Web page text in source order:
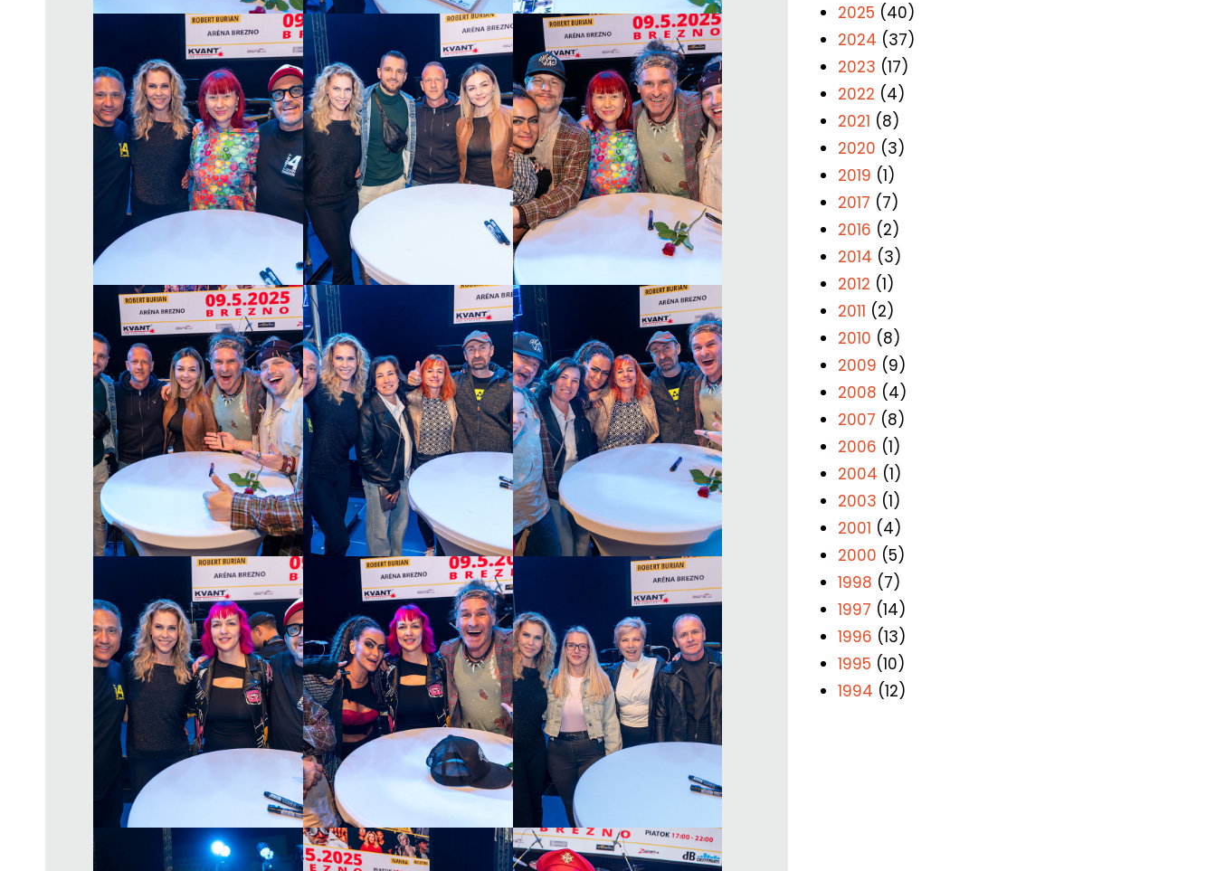
2025 (40)
2024 (37)
2023 (17)
2022 (4)
2021 (8)
2020 (3)
2019 (1)
2017 (7)
2016 (2)
2014 (3)
2012 (1)
2011 (2)
2010 (8)
2009 (9)
2008 (4)
2007 (8)
2006 (1)
2004 (1)
2003 (1)
2001 (4)
2000 (5)
1998 (7)
1997 (14)
1996 (13)
1995 (10)
1994 (12)